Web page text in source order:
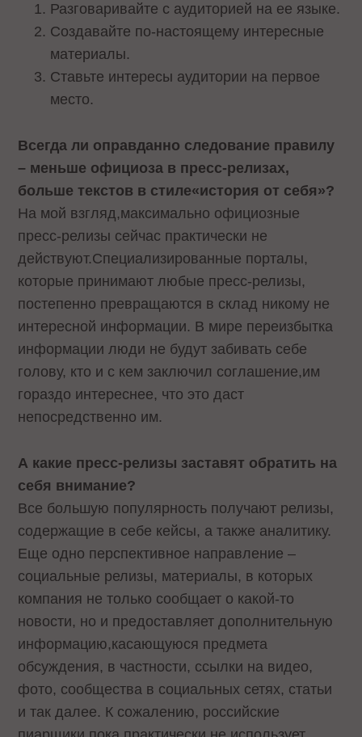
Разговаривайте с аудиторией на ее языке.
Создавайте по-настоящему интересные
материалы.
Ставьте интересы аудитории на первое
место.
Всегда ли оправданно следование правилу
– меньше официоза в пресс-релизах,
больше текстов в стиле«история от себя»?
На мой взгляд,максимально официозные
пресс-релизы сейчас практически не
действуют.Специализированные порталы,
которые принимают любые пресс-релизы,
постепенно превращаются в склад никому не
интересной информации. В мире переизбытка
информации люди не будут забивать себе
голову, кто и с кем заключил соглашение,им
гораздо интереснее, что это даст
непосредственно им.
А какие пресс-релизы заставят обратить на
себя внимание?
Все большую популярность получают релизы,
содержащие в себе кейсы, а также аналитику.
Еще одно перспективное направление –
социальные релизы, материалы, в которых
компания не только сообщает о какой-то
новости, но и предоставляет дополнительную
информацию,касающуюся предмета
обсуждения, в частности, ссылки на видео,
фото, сообщества в социальных сетях, статьи
и так далее. К сожалению, российские